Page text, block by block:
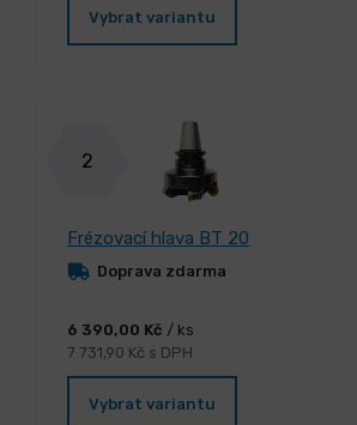
Vybrat variantu
2
Frézovací hlava BT 20
Doprava zdarma
6 390,00 Kč / ks
7 731,90 Kč s DPH
Vybrat variantu